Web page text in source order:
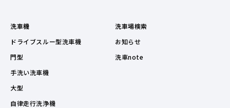
洗車機
ドライブスルー型洗車機
門型
手洗い洗車機
大型
自律走行洗浄機
洗車場検索
お知らせ
洗車note